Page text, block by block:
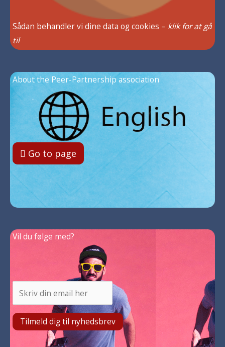
Sådan behandler vi dine data og cookies – klik for at gå
til
About the Peer-Partnership association
Go to page
Vil du følge med?